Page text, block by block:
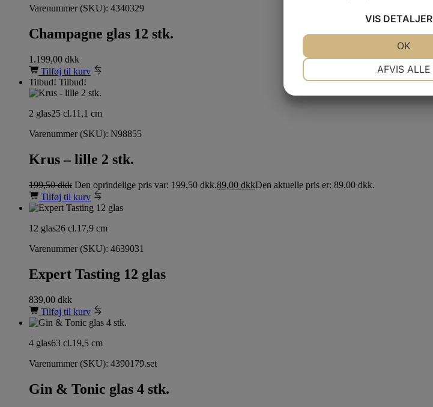
Varenummer (SKU): 4340329
Champagne glas 12 stk.
1.199,00 dkk
Tilføj til kurv
Tilbud! Tilbud!
2 glas25 cl.11,1 cm
Varenummer (SKU): N98855
Krus – lille 2 stk.
199,50dkk Den oprindelige pris var: 199,50 dkk.89,00 dkkDen aktuelle pris er: 89,00 dkk.
Tilføj til kurv
12 glas26 cl.17,9 cm
Varenummer (SKU): 4639031
Expert Tasting 12 glas
839,00 dkk
Tilføj til kurv
4 glas63 cl.19,5 cm
Varenummer (SKU): 4390179.set
Gin & Tonic glas 4 stk.
VIS DETALJER
AFVIS ALLE
OK